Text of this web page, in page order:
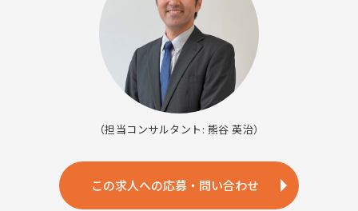
（担当コンサルタント: 熊谷 英治）
この求人への応募・問い合わせ